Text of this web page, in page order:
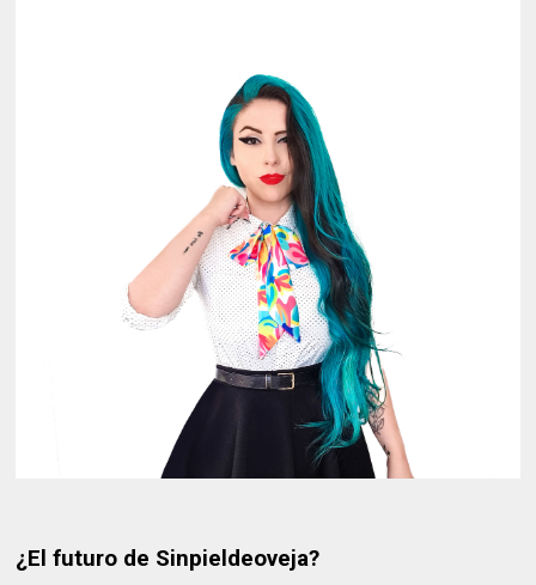
¿El futuro de Sinpieldeoveja?